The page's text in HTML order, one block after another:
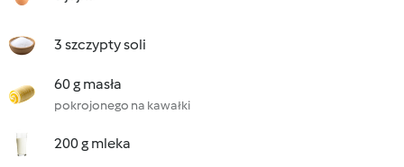
3 szczypty soli
60 g masła
pokrojonego na kawałki
200 g mleka